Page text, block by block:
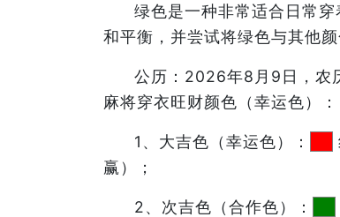
绿色是一种非常适合日常
和平衡，并尝试将绿色与其他
公历：2026年8月9日，农
麻将穿衣旺财颜色（幸运色）：
1、大吉色（幸运色）：
赢）；
2、次吉色（合作色）：